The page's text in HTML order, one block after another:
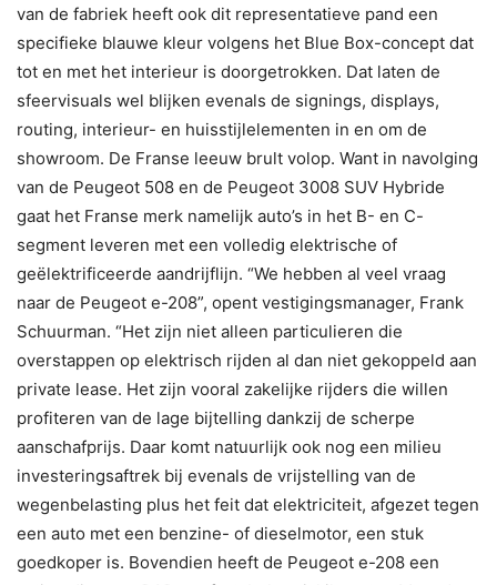
van de fabriek heeft ook dit representatieve pand een
specifieke blauwe kleur volgens het Blue Box-concept dat
tot en met het interieur is doorgetrokken. Dat laten de
sfeervisuals wel blijken evenals de signings, displays,
routing, interieur- en huisstijlelementen in en om de
showroom. De Franse leeuw brult volop. Want in navolging
van de Peugeot 508 en de Peugeot 3008 SUV Hybride
gaat het Franse merk namelijk auto’s in het B- en C-
segment leveren met een volledig elektrische of
geëlektrificeerde aandrijflijn. “We hebben al veel vraag
naar de Peugeot e-208”, opent vestigingsmanager, Frank
Schuurman. “Het zijn niet alleen particulieren die
overstappen op elektrisch rijden al dan niet gekoppeld aan
private lease. Het zijn vooral zakelijke rijders die willen
profiteren van de lage bijtelling dankzij de scherpe
aanschafprijs. Daar komt natuurlijk ook nog een milieu
investeringsaftrek bij evenals de vrijstelling van de
wegenbelasting plus het feit dat elektriciteit, afgezet tegen
een auto met een benzine- of dieselmotor, een stuk
goedkoper is. Bovendien heeft de Peugeot e-208 een